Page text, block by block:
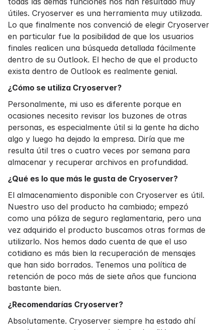
útiles. Cryoserver es una herramienta muy utilizada.
Lo que finalmente nos convenció de elegir Cryoserver
en particular fue la posibilidad de que los usuarios
finales realicen una búsqueda detallada fácilmente
dentro de su Outlook. El hecho de que el producto
exista dentro de Outlook es realmente genial.
¿Cómo se utiliza Cryoserver?
Personalmente, mi uso es diferente porque en
ocasiones necesito revisar los buzones de otras
personas, es especialmente útil si la gente ha dicho
algo y luego ha dejado la empresa. Diría que me
resulta útil tres o cuatro veces por semana para
almacenar y recuperar archivos en profundidad.
¿Qué es lo que más le gusta de Cryoserver?
El almacenamiento disponible con Cryoserver es útil.
Nuestro uso del producto ha cambiado; empezó
como una póliza de seguro reglamentaria, pero una
vez adquirido el producto buscamos otras formas de
utilizarlo. Nos hemos dado cuenta de que el uso
cotidiano es más bien la recuperación de mensajes
que han sido borrados. Tenemos una política de
retención de poco más de siete años que funciona
bastante bien.
¿Recomendarías Cryoserver?
Absolutamente. Cryoserver siempre ha estado ahí